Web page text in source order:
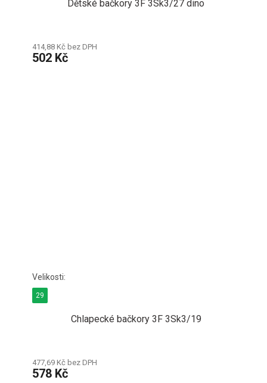
Dětské bačkory 3F 3Sk3/27 dino
414,88 Kč bez DPH
502 Kč
Chlapecké bačkory 3F 3Sk3/19
477,69 Kč bez DPH
578 Kč
29